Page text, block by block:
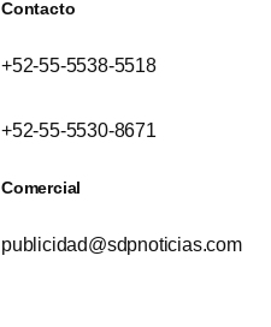
Contacto
+52-55-5538-5518
+52-55-5530-8671
Comercial
publicidad@sdpnoticias.com